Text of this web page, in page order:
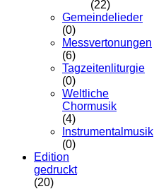
(22)
Gemeindelieder
(0)
Messvertonungen
(6)
Tagzeitenliturgie
(0)
Weltliche
Chormusik
(4)
Instrumentalmusik
(0)
Edition
gedruckt
(20)